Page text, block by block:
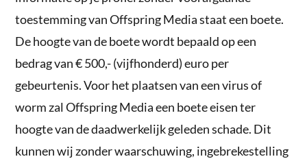
toestemming van Offspring Media staat een boete.
De hoogte van de boete wordt bepaald op een
bedrag van € 500,- (vijfhonderd) euro per
gebeurtenis. Voor het plaatsen van een virus of
worm zal Offspring Media een boete eisen ter
hoogte van de daadwerkelijk geleden schade. Dit
kunnen wij zonder waarschuwing, ingebrekestelling